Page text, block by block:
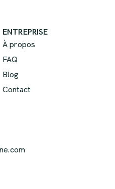
ENTREPRISE
À propos
FAQ
Blog
Contact